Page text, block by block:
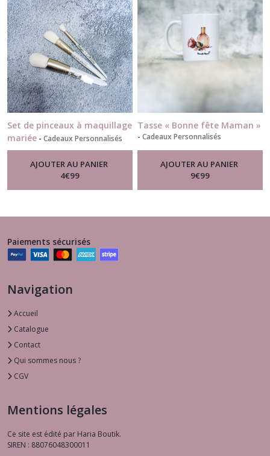
Set de pinceaux à maquillage
mariée - Cadeaux Personnalisés
AJOUTER AU PANIER
4€99
Tasse « Bonne fête Maman »
-Cadeaux Personnalisés
AJOUTER AU PANIER
9€99
Paiements sécurisés
Navigation
Accueil
Catalogue
Contact
Qui sommes nous ?
CGV
Mentions légales
Ce site est édité par Haria Boutik.
SIREN : 88076048300011